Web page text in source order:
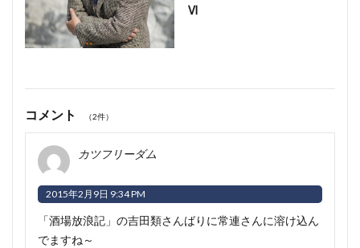
Ⅵ
コメント （2件）
カツフリーダム
2015年2月9日 9:34 PM
「酒場放浪記」の吉田類さんばりに常連さんに溶け込ん
でますね～